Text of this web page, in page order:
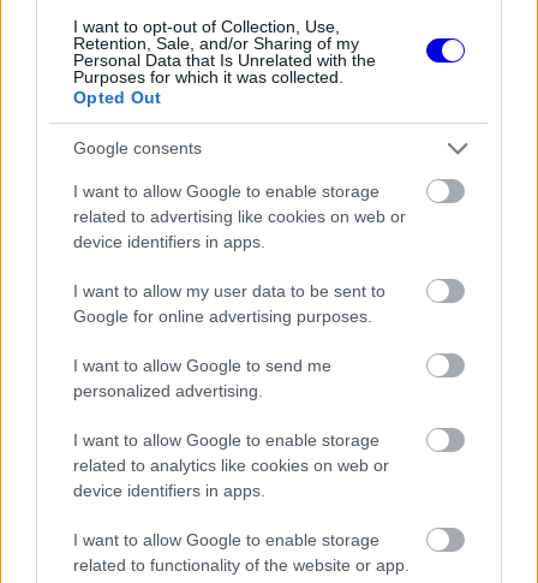
I want to opt-out of Collection, Use,
Retention, Sale, and/or Sharing of my
Personal Data that Is Unrelated with the
Purposes for which it was collected.
Opted Out
Google consents
I want to allow Google to enable storage
related to advertising like cookies on web or
device identifiers in apps.
I want to allow my user data to be sent to
Google for online advertising purposes.
I want to allow Google to send me
personalized advertising.
I want to allow Google to enable storage
related to analytics like cookies on web or
device identifiers in apps.
I want to allow Google to enable storage
related to functionality of the website or app.
window.
Ezt követően pedig a Forma-1 veszi át a
főszerepet: a szingapúri FP3 11:30-kor veszi
kezdetét, 15 órától pedig az időmérő jön - ne
Motorsport.hu-t!
EZEKET IS AJÁNLJUK
FORMA-1
A nap, amikor kihunytak a fények
Mika Hakkinen előtt